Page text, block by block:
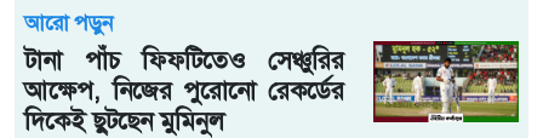
আরো পড়ুন
টানা পাঁচ ফিফটিতেও সেঞ্চুরির
আক্ষেপ, নিজের পুরোনো রেকর্ডের
দিকেই ছুটছেন মুমিনুল